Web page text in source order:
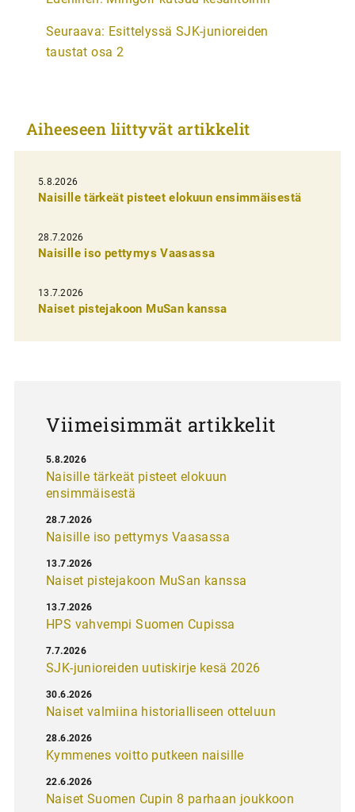
t
i
e
i
e
n
s
e
l
Seuraava: Esittelyssä SJK-junioreiden
taustat osa 2
Aiheeseen liittyvät artikkelit
5.8.2026
Naisille tärkeät pisteet elokuun ensimmäisestä
28.7.2026
Naisille iso pettymys Vaasassa
13.7.2026
Naiset pistejakoon MuSan kanssa
Viimeisimmät artikkelit
Naisille tärkeät pisteet elokuun
ensimmäisestä
5.8.2026
Naisille iso pettymys Vaasassa
28.7.2026
Naiset pistejakoon MuSan kanssa
13.7.2026
HPS vahvempi Suomen Cupissa
13.7.2026
SJK-junioreiden uutiskirje kesä 2026
7.7.2026
Naiset valmiina historialliseen otteluun
30.6.2026
Kymmenes voitto putkeen naisille
28.6.2026
Naiset Suomen Cupin 8 parhaan joukkoon
22.6.2026